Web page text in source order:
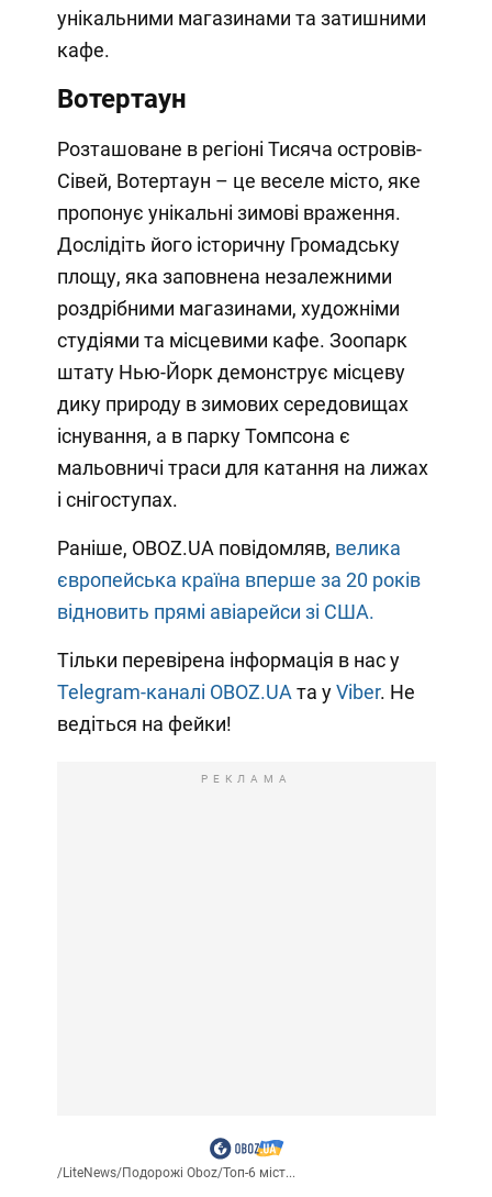
унікальними магазинами та затишними
кафе.
Вотертаун
Розташоване в регіоні Тисяча островів-
Сівей, Вотертаун – це веселе місто, яке
пропонує унікальні зимові враження.
Дослідіть його історичну Громадську
площу, яка заповнена незалежними
роздрібними магазинами, художніми
студіями та місцевими кафе. Зоопарк
штату Нью-Йорк демонструє місцеву
дику природу в зимових середовищах
існування, а в парку Томпсона є
мальовничі траси для катання на лижах
і снігоступах.
Раніше, OBOZ.UA повідомляв, велика
європейська країна вперше за 20 років
відновить прямі авіарейси зі США.
Тільки перевірена інформація в нас у
Telegram-каналі OBOZ.UA та уViber. Не
ведіться на фейки!
РЕКЛАМА
/LiteNews/Подорожі Oboz/Топ-6 міст...